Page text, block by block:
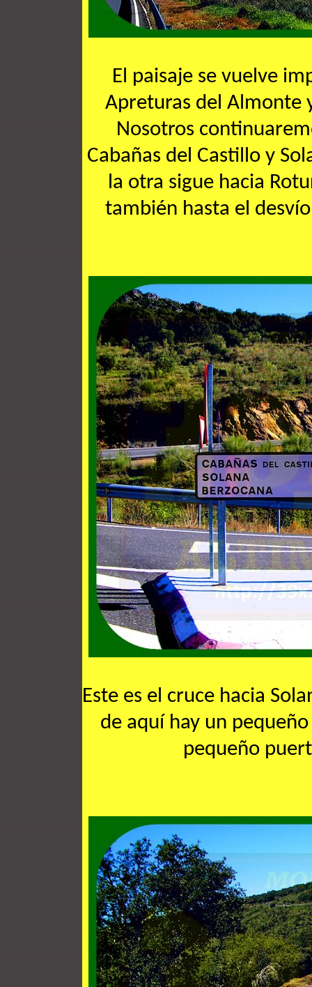
El paisaje se vuelve
Apreturas del Almonte
Nosotros
Cabañas del Castillo y
la otra sigue hacia
también hasta el
Este es el cruce hacia
de aquí hay un
pequeño